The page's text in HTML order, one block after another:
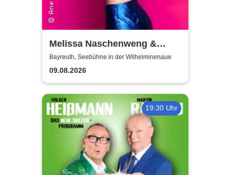
Melissa Naschenweng &
Band - LIVE
Bayreuth, Seebühne in der Wilhelminenaue
09.08.2026
19:30 Uhr